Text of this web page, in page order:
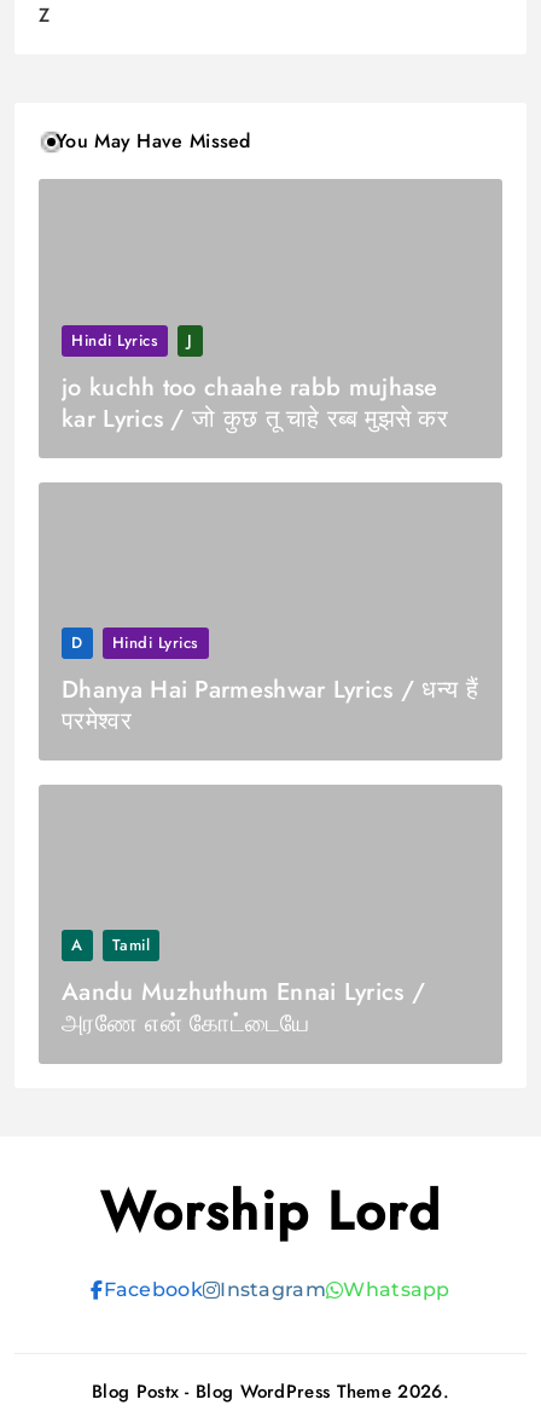
Z
You May Have Missed
Hindi Lyrics J
jo kuchh too chaahe rabb mujhase
kar Lyrics / जो कुछ तू चाहे रब्ब मुझसे कर
D Hindi Lyrics
Dhanya Hai Parmeshwar Lyrics / धन्य हैं
परमेश्वर
A Tamil
Aandu Muzhuthum Ennai Lyrics /
அரணே என் கோட்டையே
Worship Lord
Facebook Instagram Whatsapp
Blog Postx - Blog WordPress Theme 2026.